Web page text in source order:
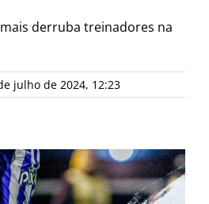
derruba treinadores na
julho de 2024, 12:23